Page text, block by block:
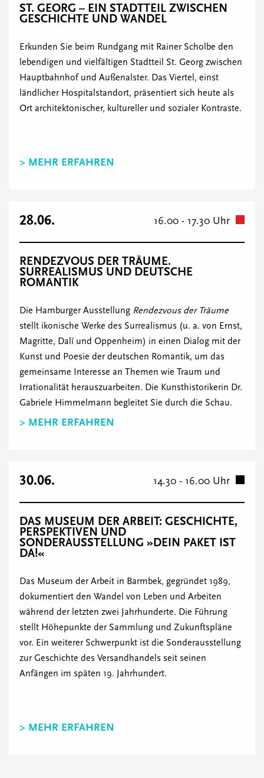
ST. GEORG – EIN STADTTEIL ZWISCHEN
GESCHICHTE UND WANDEL
Erkunden Sie beim Rundgang mit Rainer Scholbe den
lebendigen und vielfältigen Stadtteil St. Georg zwischen
Hauptbahnhof und Außenalster. Das Viertel, einst
ländlicher Hospitalstandort, präsentiert sich heute als
Ort architektonischer, kultureller und sozialer Kontraste.
> MEHR ERFAHREN
28.06. 16.00 - 17.30 Uhr
RENDEZVOUS DER TRÄUME.
SURREALISMUS UND DEUTSCHE
ROMANTIK
Die Hamburger Ausstellung Rendezvous der Träume
stellt ikonische Werke des Surrealismus (u. a. von Ernst,
Magritte, Dalí und Oppenheim) in einen Dialog mit der
Kunst und Poesie der deutschen Romantik, um das
gemeinsame Interesse an Themen wie Traum und
Irrationalität herauszuarbeiten. Die Kunsthistorikerin Dr.
Gabriele Himmelmann begleitet Sie durch die Schau.
> MEHR ERFAHREN
30.06. 14.30 - 16.00 Uhr
DAS MUSEUM DER ARBEIT: GESCHICHTE,
PERSPEKTIVEN UND
SONDERAUSSTELLUNG »DEIN PAKET IST
DA!«
Das Museum der Arbeit in Barmbek, gegründet 1989,
dokumentiert den Wandel von Leben und Arbeiten
während der letzten zwei Jahrhunderte. Die Führung
stellt Höhepunkte der Sammlung und Zukunftspläne
vor. Ein weiterer Schwerpunkt ist die Sonderausstellung
zur Geschichte des Versandhandels seit seinen
Anfängen im späten 19. Jahrhundert.
> MEHR ERFAHREN